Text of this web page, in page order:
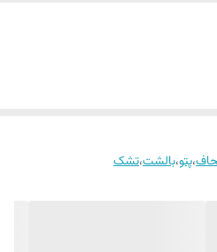
دست داده یا و رویه آن از حالت اولیه
،پتو،بالشت،تشک